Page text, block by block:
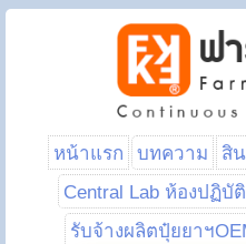
หน้าแรก บทความ สิ
Central Lab ห้องปฏิบั
รับจ้างผลิตปุ๋ยยาฯ